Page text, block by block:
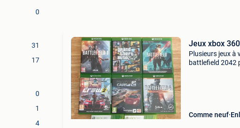
0
31
17
0
1
4
Jeux xbox
Plusieurs jeux à
battlefield 2042
Comme neuf